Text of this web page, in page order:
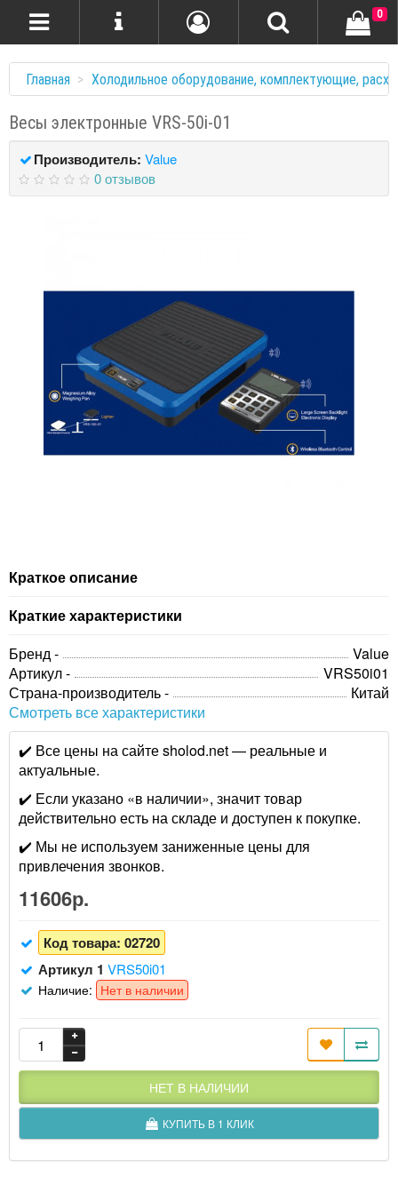
0
Главная Холодильное оборудование, комплектующие,
Весы электронные VRS-50i-01
Производитель: Value
0 отзывов
Краткое описание
Краткие характеристики
Бренд -
Value
Артикул -
VRS50i01
Страна-производитель -
Китай
Смотреть все характеристики
✔️ Все цены на сайте sholod.net — реальные и
актуальные.
✔️ Если указано «в наличии», значит товар
действительно есть на складе и доступен к покупке.
✔️ Мы не используем заниженные цены для
привлечения звонков.
11606р.
Код товара: 02720
Артикул 1 VRS50i01
Наличие: Нет в наличии
НЕТ В НАЛИЧИИ
КУПИТЬ В 1 КЛИК